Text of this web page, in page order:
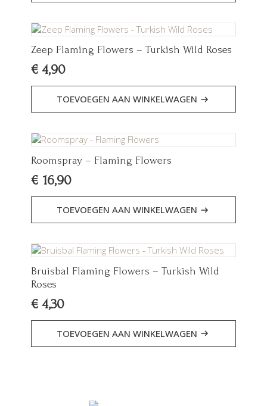
Zeep Flaming Flowers – Turkish Wild Roses
€ 4,90
TOEVOEGEN AAN WINKELWAGEN
Roomspray – Flaming Flowers
€ 16,90
TOEVOEGEN AAN WINKELWAGEN
Bruisbal Flaming Flowers – Turkish Wild
Roses
€ 4,30
TOEVOEGEN AAN WINKELWAGEN